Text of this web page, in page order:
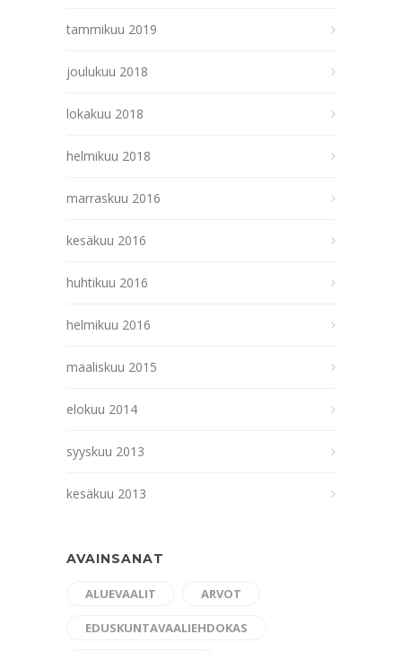
tammikuu 2019
joulukuu 2018
lokakuu 2018
helmikuu 2018
marraskuu 2016
kesäkuu 2016
huhtikuu 2016
helmikuu 2016
maaliskuu 2015
elokuu 2014
syyskuu 2013
kesäkuu 2013
AVAINSANAT
ALUEVAALIT ARVOT
EDUSKUNTAVAALIEHDOKAS